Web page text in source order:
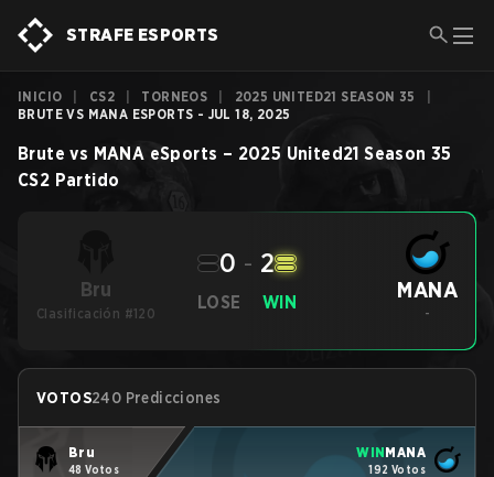
STRAFE ESPORTS
INICIO CS2 TORNEOS 2025 UNITED21 SEASON 35
BRUTE VS MANA ESPORTS - JUL 18, 2025
Brute vs MANA eSports – 2025 United21 Season 35
CS2 Partido
Bru
Clasificación #120
LOSE
0 - 2
WIN MANA
-
VOTOS240 Predicciones
Bru
48 Votos
WINMANA
192 Votos